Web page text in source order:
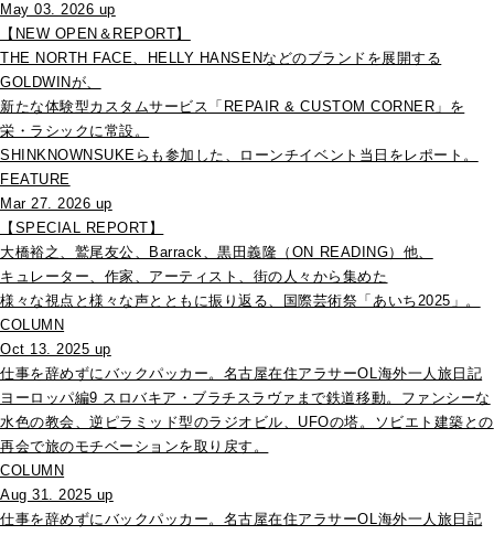
May 03. 2026 up
【NEW OPEN＆REPORT】
THE NORTH FACE、HELLY HANSENなどのブランドを展開する
GOLDWINが、
新たな体験型カスタムサービス「REPAIR & CUSTOM CORNER」を
栄・ラシックに常設。
SHINKNOWNSUKEらも参加した、ローンチイベント当日をレポート。
FEATURE
Mar 27. 2026 up
【SPECIAL REPORT】
大橋裕之、鷲尾友公、Barrack、黒田義隆（ON READING）他、
キュレーター、作家、アーティスト、街の人々から集めた
様々な視点と様々な声とともに振り返る、国際芸術祭「あいち2025」。
COLUMN
Oct 13. 2025 up
仕事を辞めずにバックパッカー。名古屋在住アラサーOL海外一人旅日記
ヨーロッパ編9 スロバキア・ブラチスラヴァまで鉄道移動。ファンシーな
水色の教会、逆ピラミッド型のラジオビル、UFOの塔。ソビエト建築との
再会で旅のモチベーションを取り戻す。
COLUMN
Aug 31. 2025 up
仕事を辞めずにバックパッカー。名古屋在住アラサーOL海外一人旅日記